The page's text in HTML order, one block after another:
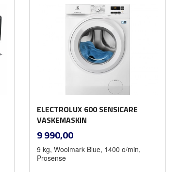
ELECTROLUX 600 SENSICARE
VASKEMASKIN
Pris
9 990,00mva.
9 kg, Woolmark Blue, 1400 o/min,
Prosense